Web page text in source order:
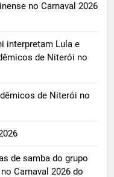
no Carnaval 2026
interpretam Lula e
de Niterói no
de Niterói no
de samba do grupo
Carnaval 2026 do